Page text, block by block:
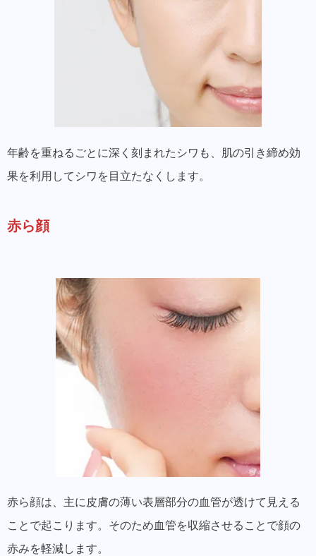
年齢を重ねるごとに深く刻まれたシワも、肌の引き締め効
果を利用してシワを目立たなくします。
赤ら顔
赤ら顔は、主に皮膚の薄い表層部分の血管が透けて見える
ことで起こります。そのため血管を収縮させることで顔の
赤みを軽減します。